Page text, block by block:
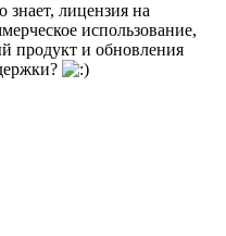
знает, лицензия на
использование,
продукт и обновления